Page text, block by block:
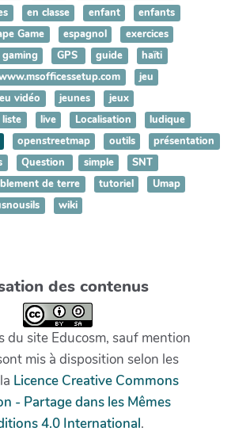
en classe enfant
enfants
Game espagnol
exercices
gaming GPS guide
haïti
jeu
vidéo jeunes
jeux
liste live Localisation
ludique
openstreetmap outils
présentation
Question simple
SNT
de terre tutoriel
Umap
wiki
des contenus
du site Educosm, sauf mention
mis à disposition selon les
Licence Creative Commons
- Partage dans les Mêmes
4.0 International.